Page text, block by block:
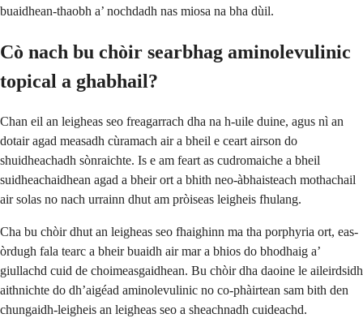
buaidhean-thaobh a’ nochdadh nas miosa na bha dùil.
Cò nach bu chòir searbhag aminolevulinic
topical a ghabhail?
Chan eil an leigheas seo freagarrach dha na h-uile duine, agus nì an
dotair agad measadh cùramach air a bheil e ceart airson do
shuidheachadh sònraichte. Is e am feart as cudromaiche a bheil
suidheachaidhean agad a bheir ort a bhith neo-àbhaisteach mothachail
air solas no nach urrainn dhut am pròiseas leigheis fhulang.
Cha bu chòir dhut an leigheas seo fhaighinn ma tha porphyria ort, eas-
òrdugh fala tearc a bheir buaidh air mar a bhios do bhodhaig a’
giullachd cuid de choimeasgaidhean. Bu chòir dha daoine le aileirdsidh
aithnichte do dh’aigéad aminolevulinic no co-phàirtean sam bith den
chungaidh-leigheis an leigheas seo a sheachnadh cuideachd.